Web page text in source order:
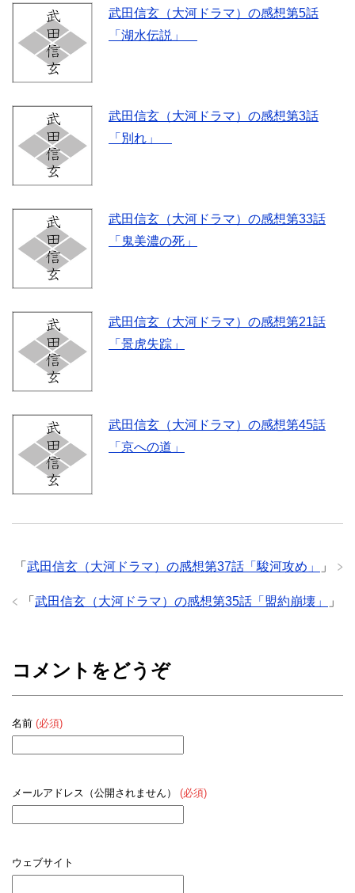
武田信玄（大河ドラマ）の感想第5話
「湖水伝説」
武田信玄（大河ドラマ）の感想第3話
「別れ」
武田信玄（大河ドラマ）の感想第33話
「鬼美濃の死」
武田信玄（大河ドラマ）の感想第21話
「景虎失踪」
武田信玄（大河ドラマ）の感想第45話
「京への道」
「 武田信玄（大河ドラマ）の感想第37話「駿河攻め」 」
「 武田信玄（大河ドラマ）の感想第35話「盟約崩壊」 」
コメントをどうぞ
名前 (必須)
メールアドレス（公開されません） (必須)
ウェブサイト